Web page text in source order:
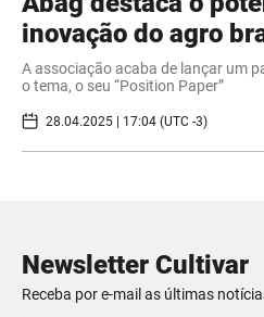
inovação do agro
A associação acaba de lançar um
o tema, o seu “Position Paper”
28.04.2025 | 17:04 (UTC -3)
Newsletter Cultivar
Receba por e-mail as últimas